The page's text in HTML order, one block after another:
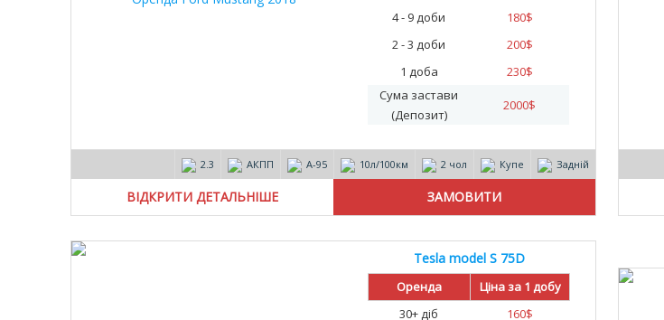
4 - 9 доби
180$
2 - 3 доби
200$
1 доба
230$
Сума застави
(Депозит)
2000$
2.3 АКПП А-95 10л/100км 2 чол Купе Задній
ВІДКРИТИ ДЕТАЛЬНІШЕ
Tesla model S 75D
Оренда
Ціна за 1 добу
30+ діб
160$